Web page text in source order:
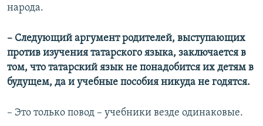
народа.
–​ Следующий аргумент родителей, выступающих
против изучения татарского языка, заключается в
том, что татарский язык не понадобится их детям в
будущем, да и учебные пособия никуда не годятся.
– Это только повод – учебники везде одинаковые.